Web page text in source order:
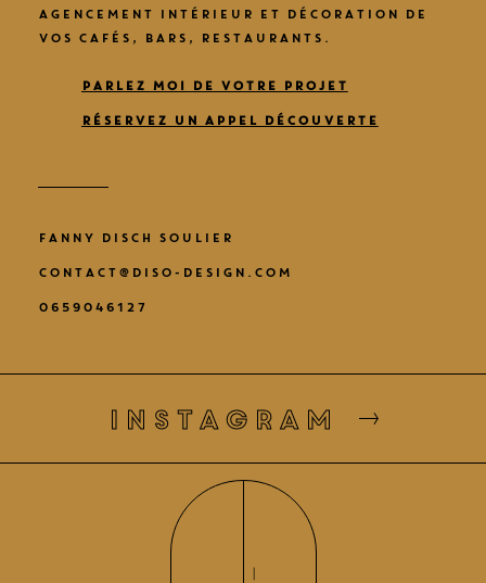
AGENCEMENT INTÉRIEUR ET DÉCORATION DE
VOS CAFÉS, BARS, RESTAURANTS.
PARLEZ MOI DE VOTRE PROJET
RÉSERVEZ UN APPEL DÉCOUVERTE
FANNY DISCH SOULIER
CONTACT@DISO-DESIGN.COM
0659046127
instagram